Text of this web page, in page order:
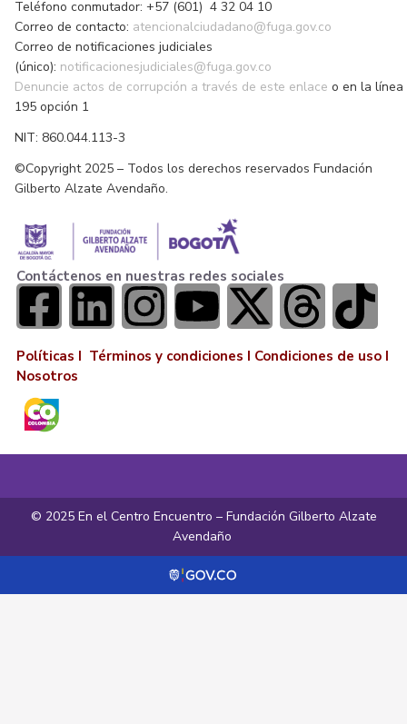
Teléfono conmutador: +57 (601) 4 32 04 10
Correo de contacto: atencionalciudadano@fuga.gov.co
Correo de notificaciones judiciales
(único): notificacionesjudiciales@fuga.gov.co
Denuncie actos de corrupción a través de este enlace o en la línea
195 opción 1
NIT: 860.044.113-3
©Copyright 2025 – Todos los derechos reservados Fundación
Gilberto Alzate Avendaño.
Contáctenos en nuestras redes sociales
Políticas I Términos y condiciones I Condiciones de uso I
Nosotros
© 2025 En el Centro Encuentro – Fundación Gilberto Alzate
Avendaño